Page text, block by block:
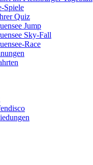
Spiele
Quiz
Jump
Sky-Fall
Race